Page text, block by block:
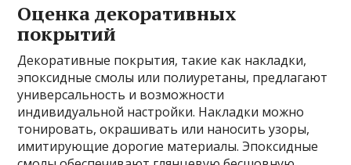
Оценка декоративных
покрытий
Декоративные покрытия, такие как накладки,
эпоксидные смолы или полиуретаны, предлагают
универсальность и возможности
индивидуальной настройки. Накладки можно
тонировать, окрашивать или наносить узоры,
имитирующие дорогие материалы. Эпоксидные